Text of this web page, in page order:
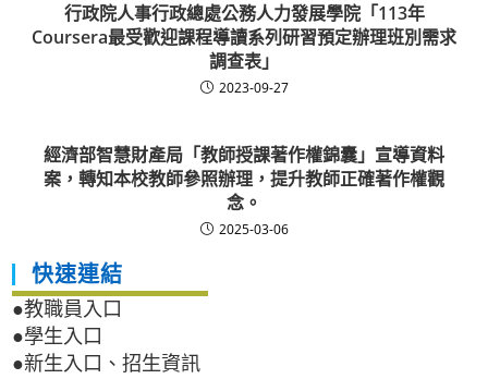
行政院人事行政總處公務人力發展學院「113年
Coursera最受歡迎課程導讀系列研習預定辦理班別需求
調查表」
2023-09-27
經濟部智慧財產局「教師授課著作權錦囊」宣導資料
案，轉知本校教師參照辦理，提升教師正確著作權觀
念。
2025-03-06
快速連結
●教職員入口
●學生入口
●新生入口、招生資訊